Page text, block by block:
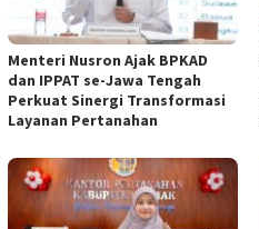
Menteri Nusron Ajak BPKAD
dan IPPAT se-Jawa Tengah
Perkuat Sinergi Transformasi
Layanan Pertanahan